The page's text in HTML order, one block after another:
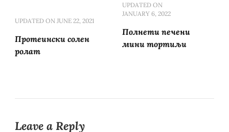
UPDATED ON JUNE 22, 2021
Протеински солен
ролат
UPDATED ON
JANUARY 6, 2022
Полнети печени
мини тортиљи
Leave a Reply